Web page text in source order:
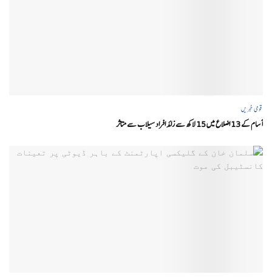
قومی خبریں
آسام کے 13 اضلاع میں 15 لاکھ سے زائد افراد سیلاب سے متاثر